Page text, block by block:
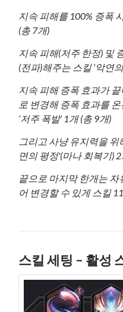
지속 피해를 100% 증폭
(총 7개)
지속 피해(저주 한정) 및
(전파)해주는 스킬 ‘악연
지속 피해 증폭 효과가
로 변경해 증폭 효과를
‘저주 폭발’ 1개 (총 9개)
그리고 사냥 유지력을 위
면의 평정'(마나 회복기)
끝으로 마지막 한개는
어 변경할 수 있게 스킬
스킬 세팅 – 활성